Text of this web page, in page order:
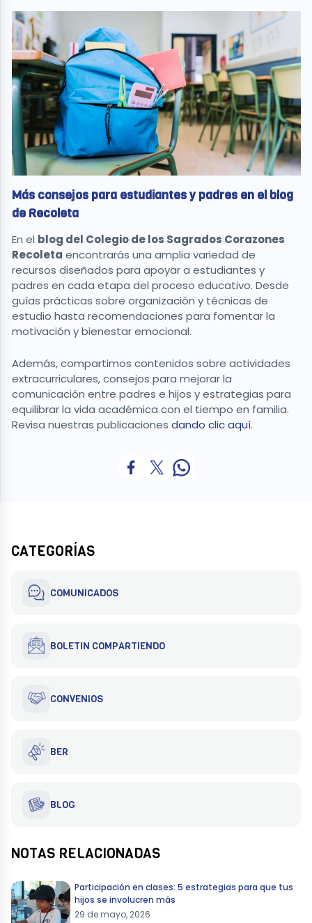
CATEGORÍAS
COMUNICADOS
BOLETIN COMPARTIENDO
CONVENIOS
BER
BLOG
NOTAS RELACIONADAS
Participación en clases: 5 estrategias para que tus
hijos se involucren más
29 de mayo, 2026
Más consejos para estudiantes y padres en el blog
de Recoleta
En el blog del Colegio de los Sagrados Corazones
Recoleta encontrarás una amplia variedad de
recursos diseñados para apoyar a estudiantes y
padres en cada etapa del proceso educativo. Desde
guías prácticas sobre organización y técnicas de
estudio hasta recomendaciones para fomentar la
motivación y bienestar emocional.
Además, compartimos contenidos sobre actividades
extracurriculares, consejos para mejorar la
comunicación entre padres e hijos y estrategias para
equilibrar la vida académica con el tiempo en familia.
Revisa nuestras publicaciones dando clic aquí.